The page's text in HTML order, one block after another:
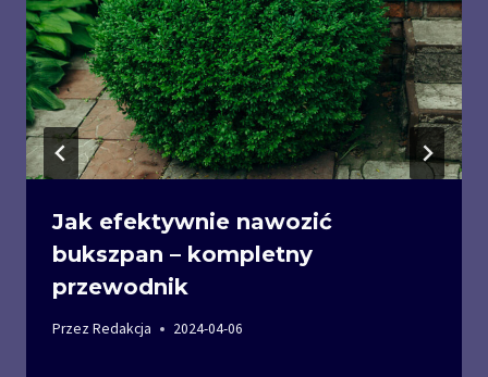
Jak efektywnie nawozić
bukszpan – kompletny
przewodnik
PrzezRedakcja 2024-04-06